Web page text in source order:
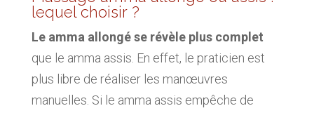
lequel choisir ?
Le amma allongé se révèle plus complet
que le amma assis. En effet, le praticien est
plus libre de réaliser les manœuvres
manuelles. Si le amma assis empêche de